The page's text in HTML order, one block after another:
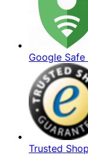
Google
Trusted